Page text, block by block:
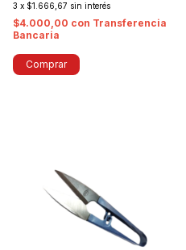
3 x $1.666,67 sin interés
$4.000,00 con Transferencia
Bancaria
Comprar